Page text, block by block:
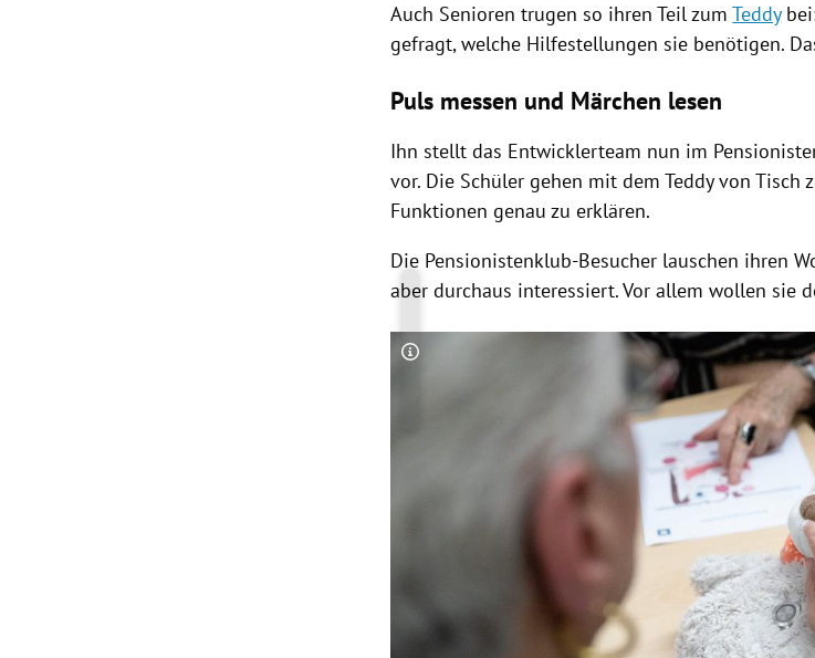
Auch Senioren trugen so ihren Teil zumTeddy
gefragt, welche Hilfestellungen sie benötigen.
Puls messen und Märchen lesen
Ihn stellt das Entwicklerteam nun im
vor. Die Schüler gehen mit demTeddyvon Tisch
Funktionen genau zu erklären.
Die Pensionistenklub-Besucher lauschen ihren
aber durchaus interessiert. Vor allem wollen sie
Copyright-Hinweis öffnen/schließen